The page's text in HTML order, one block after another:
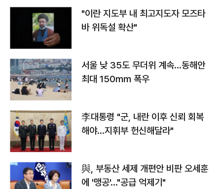
"이란 지도부 내 최고지도자 모즈타
바 위독설 확산"
서울 낮 35도 무더위 계속…동해안
최대 150㎜ 폭우
李대통령 "군, 내란 이후 신뢰 회복
해야…지휘부 헌신해달라"
與, 부동산 세제 개편안 비판 오세훈
에 '맹공'…"공급 억제기"